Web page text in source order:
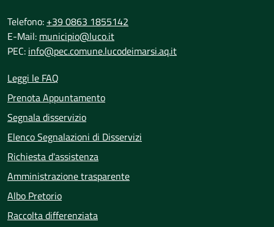
Telefono: +39 0863 1855142
E-Mail: municipio@luco.it
PEC: info@pec.comune.lucodeimarsi.aq.it
Leggi le FAQ
Prenota Appuntamento
Segnala disservizio
Elenco Segnalazioni di Disservizi
Richiesta d'assistenza
Amministrazione trasparente
Albo Pretorio
Raccolta differenziata